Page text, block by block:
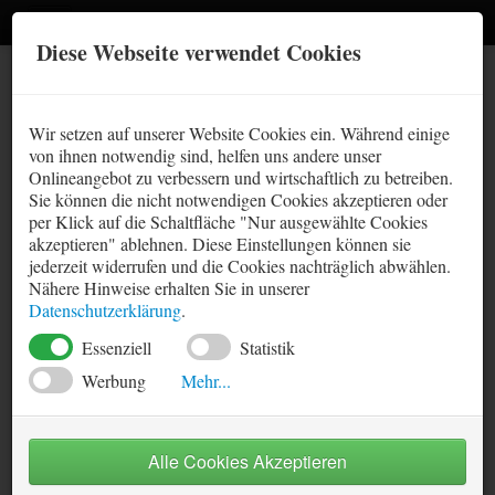
Diese Webseite verwendet Cookies
Wir setzen auf unserer Website Cookies ein. Während einige
von ihnen notwendig sind, helfen uns andere unser
Onlineangebot zu verbessern und wirtschaftlich zu betreiben.
Sie können die nicht notwendigen Cookies akzeptieren oder
per Klick auf die Schaltfläche "Nur ausgewählte Cookies
akzeptieren" ablehnen. Diese Einstellungen können sie
jederzeit widerrufen und die Cookies nachträglich abwählen.
Nähere Hinweise erhalten Sie in unserer
Datenschutzerklärung.
Essenziell
Statistik
Werbung
Mehr...
Essenzielle-Cookies ermöglichen grundlegende Funktionen
und sind für die einwandfreie Funktion der Website
Statistik-Cookies helfen zu verstehen, wie Besucher Webseiten
Alle Cookies Akzeptieren
Kontakt
Impressum
Links
Sitemap
Deutschland
1. Bundesliga
2. Bundesliga
International
England - Premier League
Spanien - Primera División
Prognose
Tabellen
Prognose Statistik
Tabellen - tipp3 Bundesliga
Diese Liga wird ab sofort nicht mehr unterstützt, da
keine frei zugänglichen Spieldaten verfügbar sind. Die